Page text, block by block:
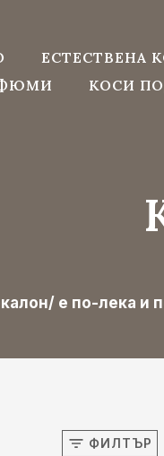
ЕСТЕСТВЕНА
КОСИ
е по-лека
ФИЛТЪР